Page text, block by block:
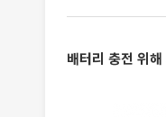
배터리 충전 위